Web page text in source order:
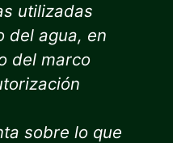
utilizadas
del agua, en
del marco
sobre lo que